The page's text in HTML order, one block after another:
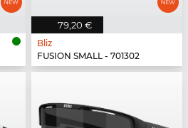
79,20 €
Bliz
FUSION SMALL - 701302